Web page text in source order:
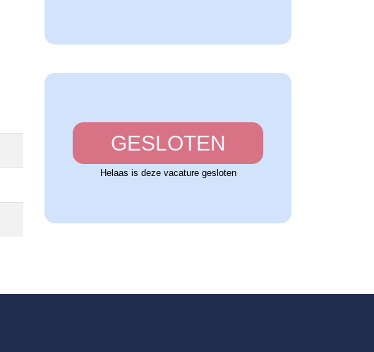
GESLOTEN
Helaas is deze vacature gesloten